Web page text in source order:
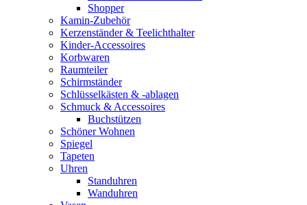
Shopper
Kamin-Zubehör
Kerzenständer & Teelichthalter
Kinder-Accessoires
Korbwaren
Raumteiler
Schirmständer
Schlüsselkästen & -ablagen
Schmuck & Accessoires
Buchstützen
Schöner Wohnen
Spiegel
Tapeten
Uhren
Standuhren
Wanduhren